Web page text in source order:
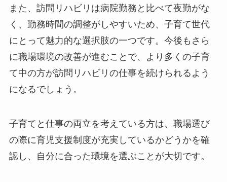
また、訪問リハビリは病院勤務と比べて夜勤がな
く、勤務時間の調整がしやすいため、子育て世代
にとって魅力的な選択肢の一つです。今後もさら
に職場環境の改善が進むことで、より多くの子育
て中の方が訪問リハビリの仕事を続けられるよう
になるでしょう。
子育てと仕事の両立を考えている方は、職場選び
の際に育児支援制度が充実しているかどうかを確
認し、自分に合った環境を選ぶことが大切です。